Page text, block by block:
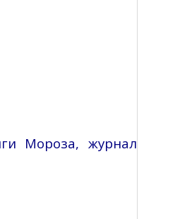
Мороза, журнал